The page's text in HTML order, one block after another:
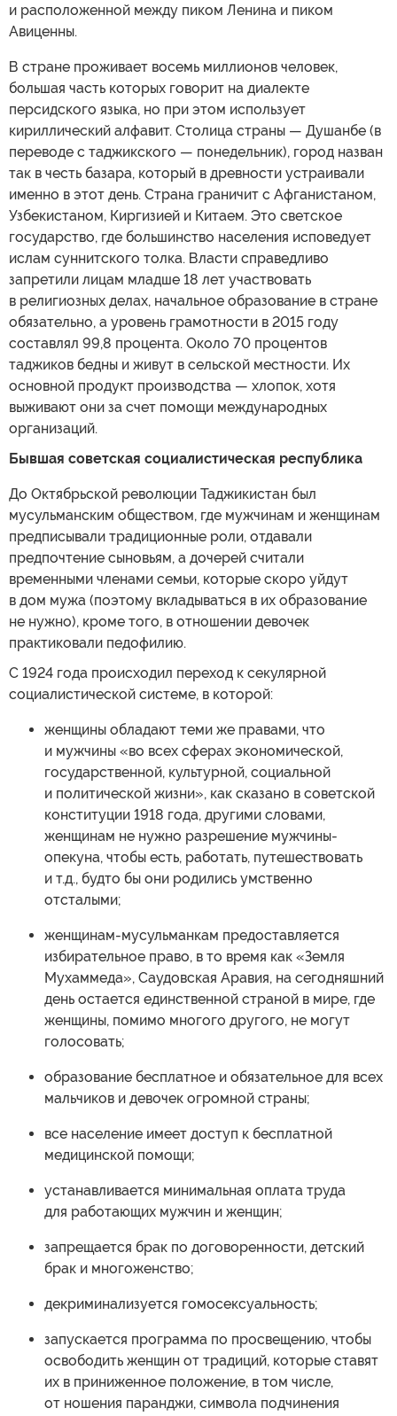
и расположенной между пиком Ленина и пиком
Авиценны.
В стране проживает восемь миллионов человек,
большая часть которых говорит на диалекте
персидского языка, но при этом использует
кириллический алфавит. Столица страны — Душанбе (в
переводе с таджикского — понедельник), город назван
так в честь базара, который в древности устраивали
именно в этот день. Страна граничит с Афганистаном,
Узбекистаном, Киргизией и Китаем. Это светское
государство, где большинство населения исповедует
ислам суннитского толка. Власти справедливо
запретили лицам младше 18 лет участвовать
в религиозных делах, начальное образование в стране
обязательно, а уровень грамотности в 2015 году
составлял 99,8 процента. Около 70 процентов
таджиков бедны и живут в сельской местности. Их
основной продукт производства — хлопок, хотя
выживают они за счет помощи международных
организаций.
Бывшая советская социалистическая республика
До Октябрьской революции Таджикистан был
мусульманским обществом, где мужчинам и женщинам
предписывали традиционные роли, отдавали
предпочтение сыновьям, а дочерей считали
временными членами семьи, которые скоро уйдут
в дом мужа (поэтому вкладываться в их образование
не нужно), кроме того, в отношении девочек
практиковали педофилию.
С 1924 года происходил переход к секулярной
социалистической системе, в которой:
женщины обладают теми же правами, что
и мужчины «во всех сферах экономической,
государственной, культурной, социальной
и политической жизни», как сказано в советской
конституции 1918 года, другими словами,
женщинам не нужно разрешение мужчины-
опекуна, чтобы есть, работать, путешествовать
и т.д., будто бы они родились умственно
отсталыми;
женщинам-мусульманкам предоставляется
избирательное право, в то время как «Земля
Мухаммеда», Саудовская Аравия, на сегодняшний
день остается единственной страной в мире, где
женщины, помимо многого другого, не могут
голосовать;
образование бесплатное и обязательное для всех
мальчиков и девочек огромной страны;
все население имеет доступ к бесплатной
медицинской помощи;
устанавливается минимальная оплата труда
для работающих мужчин и женщин;
запрещается брак по договоренности, детский
брак и многоженство;
декриминализуется гомосексуальность;
запускается программа по просвещению, чтобы
освободить женщин от традиций, которые ставят
их в приниженное положение, в том числе,
от ношения паранджи, символа подчинения